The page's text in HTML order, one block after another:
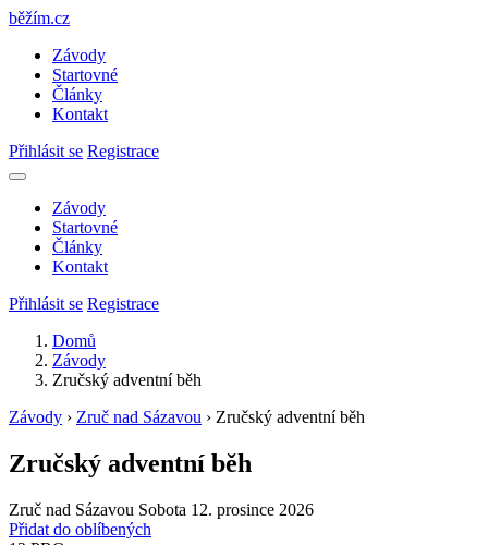
běžím.cz
Závody
Startovné
Články
Kontakt
Přihlásit se Registrace
Závody
Startovné
Články
Kontakt
Přihlásit se Registrace
Domů
Závody
Zručský adventní běh
Závody › Zruč nad Sázavou › Zručský adventní běh
Zručský adventní běh
Zruč nad Sázavou Sobota 12. prosince 2026
Přidat do oblíbených